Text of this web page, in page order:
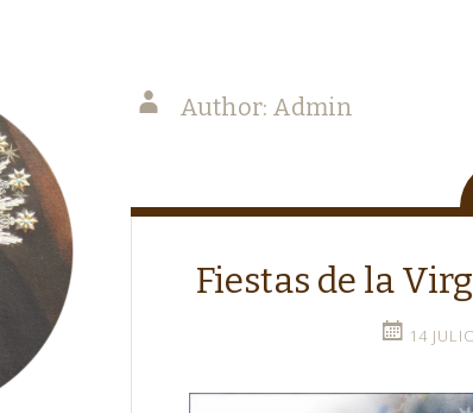
Author: Admin
Fiestas de la
14